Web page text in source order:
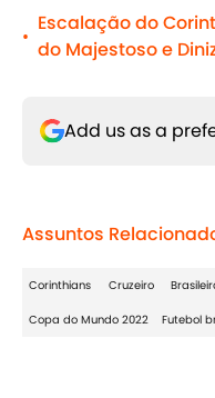
•
Escalação do
do Majestoso e
Add us as a
Assuntos
Corinthians Cruzeiro
Copa do Mundo 2022 Futebol